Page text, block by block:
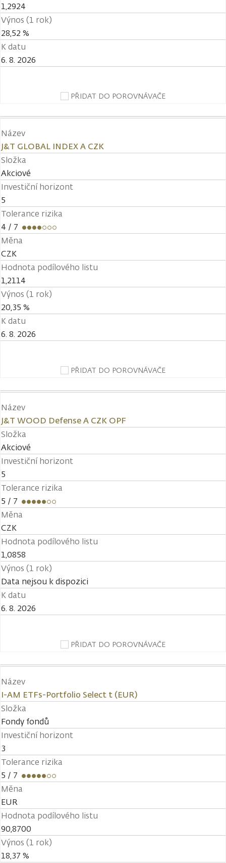
1,2924
Výnos (1 rok)
28,52 %
K datu
6. 8. 2026
PŘIDAT DO POROVNÁVAČE
Název
J&T GLOBAL INDEX A CZK
Složka
Akciové
Investiční horizont
5
Tolerance rizika
4 / 7
Měna
CZK
Hodnota podílového listu
1,2114
Výnos (1 rok)
20,35 %
K datu
6. 8. 2026
PŘIDAT DO POROVNÁVAČE
Název
J&T WOOD Defense A CZK OPF
Složka
Akciové
Investiční horizont
5
Tolerance rizika
5 / 7
Měna
CZK
Hodnota podílového listu
1,0858
Výnos (1 rok)
Data nejsou k dispozici
K datu
6. 8. 2026
PŘIDAT DO POROVNÁVAČE
Název
I-AM ETFs-Portfolio Select t (EUR)
Složka
Fondy fondů
Investiční horizont
3
Tolerance rizika
5 / 7
Měna
EUR
Hodnota podílového listu
90,8700
Výnos (1 rok)
18,37 %